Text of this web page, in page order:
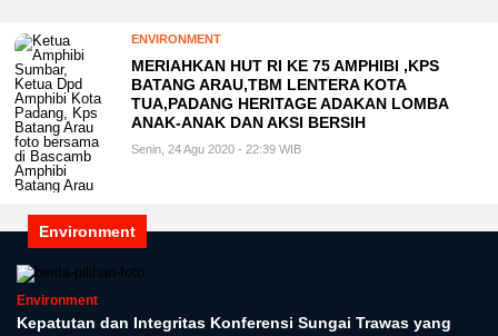
ENVIRONMENT
MERIAHKAN HUT RI KE 75 AMPHIBI ,KPS
BATANG ARAU,TBM LENTERA KOTA
TUA,PADANG HERITAGE ADAKAN LOMBA
ANAK-ANAK DAN AKSI BERSIH
Senin, 24 Agu 2020 - 22:39 WIB
Environment
Environment
Kepatutan dan Integritas Konferensi Sungai Trawas yang